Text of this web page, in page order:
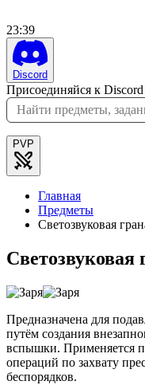
23:39
Discord
Присоединяйся к
PVP
Главная
Предметы
Светозвуковая
Светозвуковая
Предназначена для
путём создания
вспышки. Применяется
операций по захвату
беспорядков.